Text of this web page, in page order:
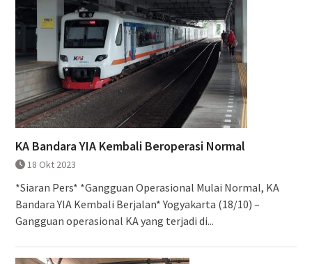
KA Bandara YIA Kembali Beroperasi Normal
18 Okt 2023
*Siaran Pers* *Gangguan Operasional Mulai Normal, KA
Bandara YIA Kembali Berjalan* Yogyakarta (18/10) –
Gangguan operasional KA yang terjadi di...